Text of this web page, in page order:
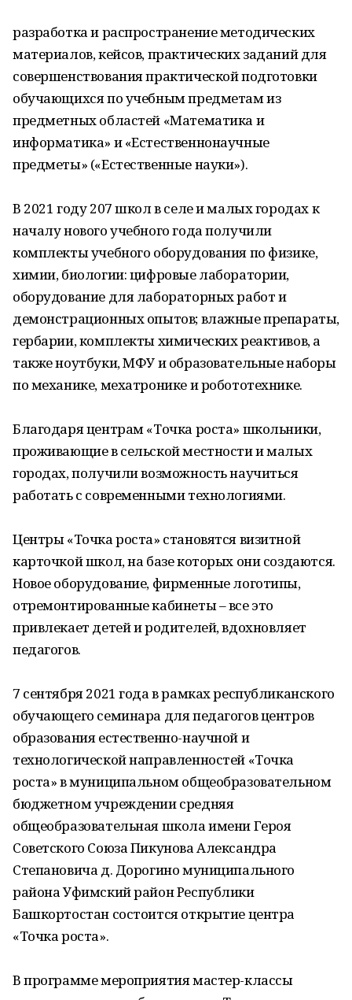
разработка и распространение методических
материалов, кейсов, практических заданий для
совершенствования практической подготовки
обучающихся по учебным предметам из
предметных областей «Математика и
информатика» и «Естественнонаучные
предметы» («Естественные науки»).
В 2021 году 207 школ в селе и малых городах к
началу нового учебного года получили
комплекты учебного оборудования по физике,
химии, биологии: цифровые лаборатории,
оборудование для лабораторных работ и
демонстрационных опытов; влажные препараты,
гербарии, комплекты химических реактивов, а
также ноутбуки, МФУ и образовательные наборы
по механике, мехатронике и робототехнике.
Благодаря центрам «Точка роста» школьники,
проживающие в сельской местности и малых
городах, получили возможность научиться
работать с современными технологиями.
Центры «Точка роста» становятся визитной
карточкой школ, на базе которых они создаются.
Новое оборудование, фирменные логотипы,
отремонтированные кабинеты – все это
привлекает детей и родителей, вдохновляет
педагогов.
7 сентября 2021 года в рамках республиканского
обучающего семинара для педагогов центров
образования естественно-научной и
технологической направленностей «Точка
роста» в муниципальном общеобразовательном
бюджетном учреждении средняя
общеобразовательная школа имени Героя
Советского Союза Пикунова Александра
Степановича д. Дорогино муниципального
района Уфимский район Республики
Башкортостан состоится открытие центра
«Точка роста».
В программе мероприятия мастер-классы